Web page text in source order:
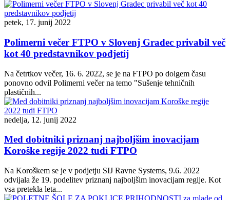
petek, 17. junij 2022
Polimerni večer FTPO v Slovenj Gradec privabil več
kot 40 predstavnikov podjetij
Na četrtkov večer, 16. 6. 2022, se je na FTPO po dolgem času
ponovno odvil Polimerni večer na temo "Sušenje tehničnih
plastičnih...
nedelja, 12. junij 2022
Med dobitniki priznanj najboljšim inovacijam
Koroške regije 2022 tudi FTPO
Na Koroškem se je v podjetju SIJ Ravne Systems, 9.6. 2022
odvijala že 19. podelitev priznanj najboljšim inovacijam regije. Kot
vsa pretekla leta...